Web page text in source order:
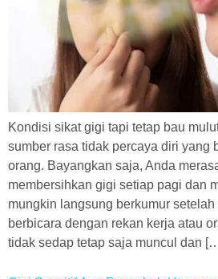
Kondisi sikat gigi tapi tetap bau
sumber rasa tidak percaya diri yang
orang. Bayangkan saja, Anda
membersihkan gigi setiap pagi dan
mungkin langsung berkumur
berbicara dengan rekan kerja atau
tidak sedap tetap saja muncul dan